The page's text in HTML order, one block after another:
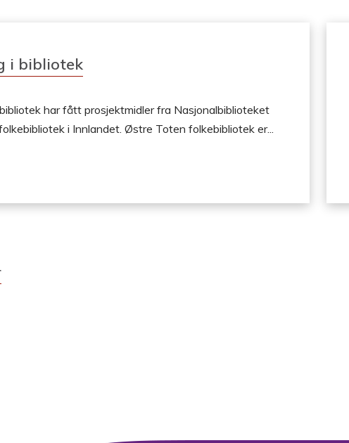
i bibliotek
har fått prosjektmidler fra Nasjonalbiblioteket
i Innlandet. Østre Toten folkebibliotek er...